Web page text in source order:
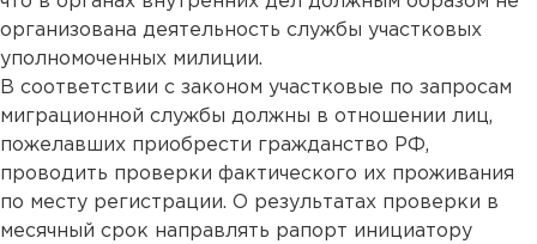
организована деятельность службы участковых
уполномоченных милиции.
В соответствии с законом участковые по запросам
миграционной службы должны в отношении лиц,
пожелавших приобрести гражданство РФ,
проводить проверки фактического их проживания
по месту регистрации. О результатах проверки в
месячный срок направлять рапорт инициатору